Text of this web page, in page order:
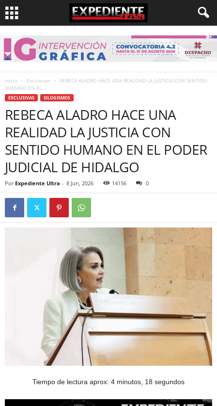
Inicio Exclusivas
REBECA ALADRO HACE UNA REALIDAD LA JUSTICIA CON SENTIDO
HUMANO EN EL...
EXCLUSIVAS SILOGISMOS
REBECA ALADRO HACE UNA
REALIDAD LA JUSTICIA CON
SENTIDO HUMANO EN EL PODER
JUDICIAL DE HIDALGO
Por Expediente Ultra - 8 Jun, 2026 14156 0
Tiempo de lectura aprox: 4 minutos, 18 segundos